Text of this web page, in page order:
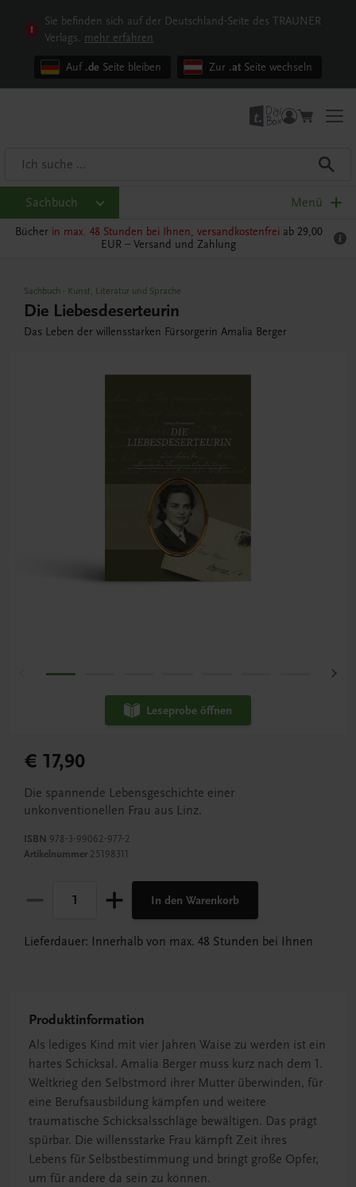
Sie befinden sich auf der Deutschland-Seite des TRAUNER
Verlags. mehr erfahren
Auf .de Seite bleiben Zur .at Seite wechseln
Sachbuch Menü
Bücher in max. 48 Stunden bei Ihnen, versandkostenfrei ab 29,00
EUR – Versand und Zahlung
Sachbuch - Kunst, Literatur und Sprache
Die Liebesdeserteurin
Das Leben der willensstarken Fürsorgerin Amalia Berger
Leseprobe öffnen
€ 17,90
Die spannende Lebensgeschichte einer
unkonventionellen Frau aus Linz.
ISBN 978-3-99062-977-2
Artikelnummer 25198311
In den Warenkorb
Lieferdauer: Innerhalb von max. 48 Stunden bei Ihnen
Produktinformation
Als lediges Kind mit vier Jahren Waise zu werden ist ein
hartes Schicksal. Amalia Berger muss kurz nach dem 1.
Weltkrieg den Selbstmord ihrer Mutter überwinden, für
eine Berufsausbildung kämpfen und weitere
traumatische Schicksalsschläge bewältigen. Das prägt
spürbar. Die willensstarke Frau kämpft Zeit ihres
Lebens für Selbstbestimmung und bringt große Opfer,
um für andere da sein zu können.